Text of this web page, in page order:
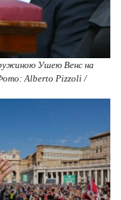
Ушею Венс на
Фото: Alberto Pizzoli /